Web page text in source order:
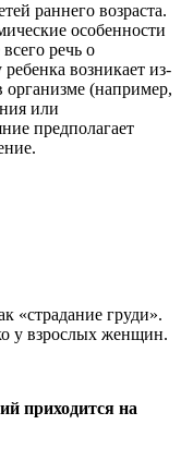
раннего возраста.
особенности
речь о
возникает из-
организме (например,
или
предполагает
«страдание груди».
у взрослых женщин.
приходится на